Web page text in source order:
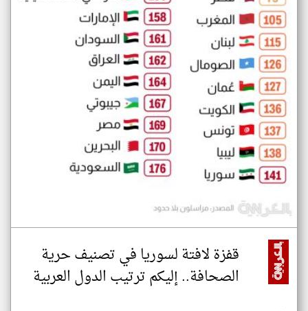
قفزة لافتة لسوريا في تصنيف حرية
الصحافة.. إليكم ترتيب الدول العربية